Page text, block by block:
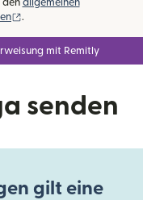
den allgemeinen
.
mit Remitly
senden
gilt eine